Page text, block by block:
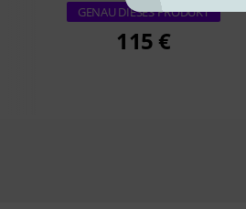
GENAU DIESES PRODUKT
115 €